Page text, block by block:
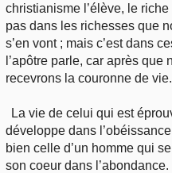
christianisme l’élève, le
pas dans les richesses que
s’en vont ; mais c’est dans
l’apôtre parle, car après
recevrons la couronne de vie.
La vie de celui qui est
développe dans
bien celle d’un homme qui
son coeur dans l’abondance.